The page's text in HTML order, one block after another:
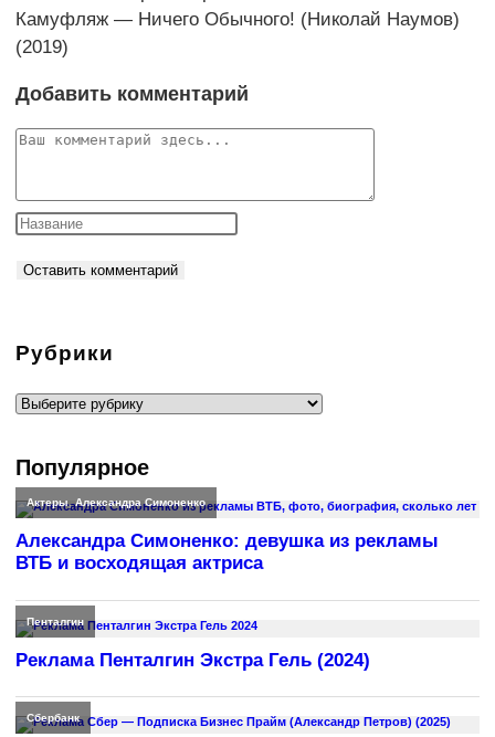
Добавить комментарий
Комментарий
Рубрики
Рубрики
Популярное
Актеры,Александра Симоненко
Александра Симоненко: девушка из рекламы
ВТБ и восходящая актриса
Пенталгин
Реклама Пенталгин Экстра Гель (2024)
Сбербанк